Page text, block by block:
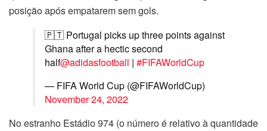
posição após empatarem sem gols.
🇵🇹 Portugal picks up three points against
Ghana after a hectic second
half@adidasfootball | #FIFAWorldCup
— FIFA World Cup (@FIFAWorldCup)
November 24, 2022
No estranho Estádio 974 (o número é relativo à quantidade